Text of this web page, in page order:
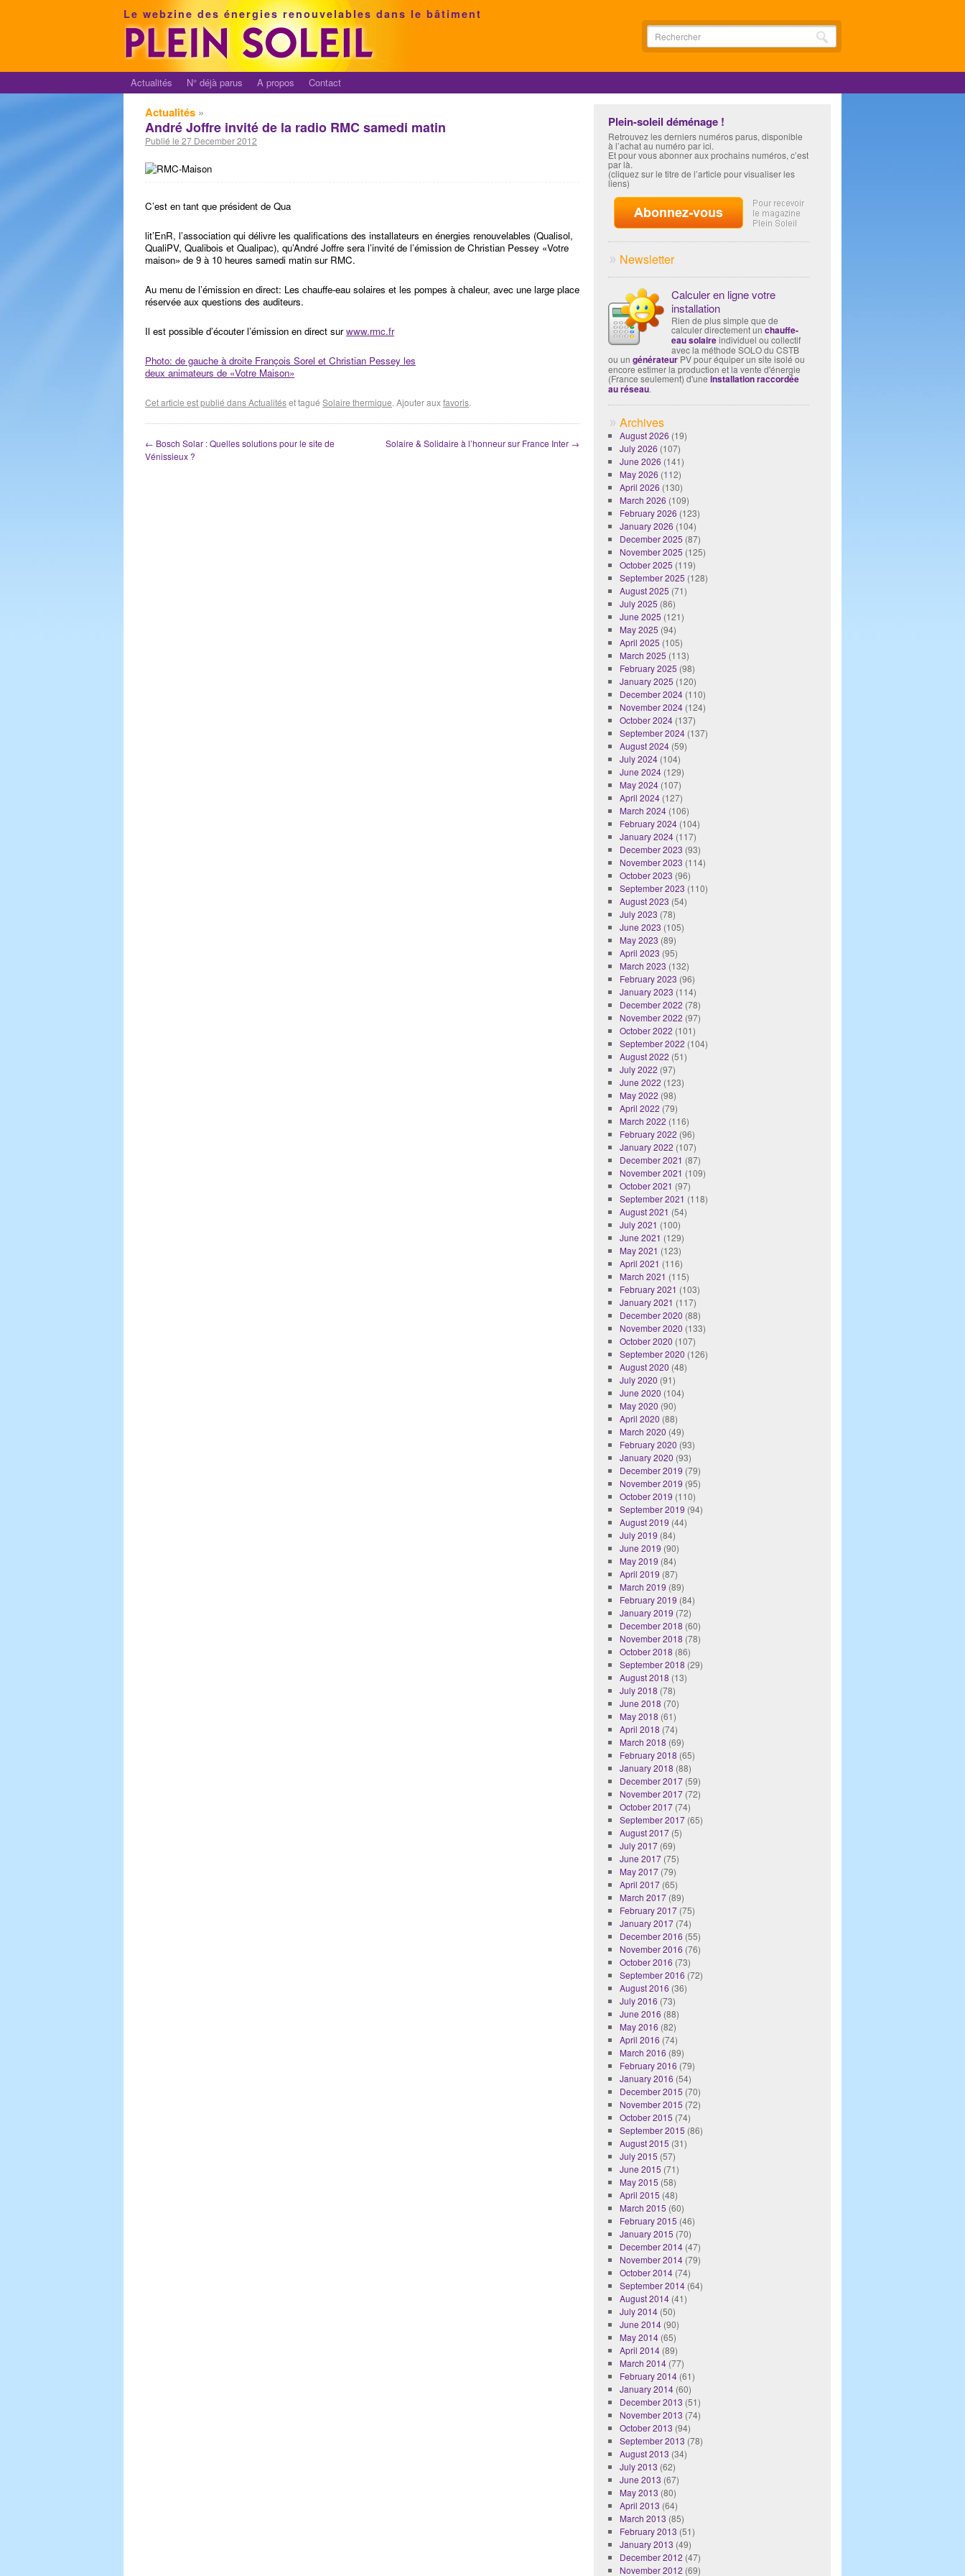
Le webzine des énergies renouvelables dans le bâtiment
Actualités N° déjà parus A propos Contact
Actualités »
André Joffre invité de la radio RMC samedi matin
Publié le 27 December 2012
C’est en tant que président de Qua
lit’EnR, l’association qui délivre les qualifications des installateurs en énergies renouvelables (Qualisol,
QualiPV, Qualibois et Qualipac), qu’André Joffre sera l’invité de l’émission de Christian Pessey «Votre
maison» de 9 à 10 heures samedi matin sur RMC.
Au menu de l’émission en direct: Les chauffe-eau solaires et les pompes à chaleur, avec une large place
réservée aux questions des auditeurs.
Il est possible d’écouter l’émission en direct surwww.rmc.fr
Photo: de gauche à droite François Sorel et Christian Pessey les
deux animateurs de «Votre Maison»
Cet article est publié dansActualitéset tagué Solaire thermique. Ajouter auxfavoris.
← Bosch Solar : Quelles solutions pour le site de
Vénissieux ?
Solaire & Solidaire à l’honneur sur France Inter →
Plein-soleil déménage !
Retrouvez les derniers numéros parus, disponible
à l’achat au numéro par ici.
Et pour vous abonner aux prochains numéros, c’est
par là.
(cliquez sur le titre de l’article pour visualiser les
liens)
Newsletter
Calculer en ligne votre
installation
Rien de plus simple que de
calculer directement un chauffe-
eau solaireindividuel ou collectif
avec la méthode SOLO du CSTB
ou un générateur PV pour équiper un site isolé ou
encore estimer la production et la vente d'énergie
(France seulement) d'une installation raccordée
au réseau.
Archives
August 2026 (19)
July 2026 (107)
June 2026 (141)
May 2026 (112)
April 2026 (130)
March 2026 (109)
February 2026 (123)
January 2026 (104)
December 2025 (87)
November 2025 (125)
October 2025 (119)
September 2025 (128)
August 2025 (71)
July 2025 (86)
June 2025 (121)
May 2025 (94)
April 2025 (105)
March 2025 (113)
February 2025 (98)
January 2025 (120)
December 2024(110)
November 2024(124)
October 2024(137)
September 2024(137)
August 2024(59)
July 2024(104)
June 2024(129)
May 2024(107)
April 2024(127)
March 2024(106)
February 2024(104)
January 2024(117)
December 2023 (93)
November 2023 (114)
October 2023 (96)
September 2023 (110)
August 2023 (54)
July 2023 (78)
June 2023 (105)
May 2023 (89)
April 2023 (95)
March 2023 (132)
February 2023 (96)
January 2023 (114)
December 2022 (78)
November 2022 (97)
October 2022 (101)
September 2022 (104)
August 2022 (51)
July 2022 (97)
June 2022 (123)
May 2022 (98)
April 2022 (79)
March 2022 (116)
February 2022 (96)
January 2022 (107)
December 2021 (87)
November 2021 (109)
October 2021 (97)
September 2021 (118)
August 2021 (54)
July 2021 (100)
June 2021 (129)
May 2021 (123)
April 2021 (116)
March 2021 (115)
February 2021 (103)
January 2021 (117)
December 2020 (88)
November 2020 (133)
October 2020 (107)
September 2020 (126)
August 2020 (48)
July 2020 (91)
June 2020 (104)
May 2020 (90)
April 2020 (88)
March 2020 (49)
February 2020 (93)
January 2020 (93)
December 2019 (79)
November 2019 (95)
October 2019 (110)
September 2019 (94)
August 2019 (44)
July 2019 (84)
June 2019 (90)
May 2019 (84)
April 2019 (87)
March 2019 (89)
February 2019 (84)
January 2019 (72)
December 2018 (60)
November 2018 (78)
October 2018 (86)
September 2018 (29)
August 2018 (13)
July 2018 (78)
June 2018 (70)
May 2018 (61)
April 2018 (74)
March 2018 (69)
February 2018 (65)
January 2018 (88)
December 2017(59)
November 2017(72)
October 2017(74)
September 2017(65)
August 2017(5)
July 2017(69)
June 2017(75)
May 2017(79)
April 2017(65)
March 2017(89)
February 2017(75)
January 2017(74)
December 2016 (55)
November 2016 (76)
October 2016 (73)
September 2016 (72)
August 2016 (36)
July 2016 (73)
June 2016 (88)
May 2016 (82)
April 2016 (74)
March 2016 (89)
February 2016 (79)
January 2016 (54)
December 2015 (70)
November 2015 (72)
October 2015 (74)
September 2015 (86)
August 2015 (31)
July 2015 (57)
June 2015 (71)
May 2015 (58)
April 2015 (48)
March 2015 (60)
February 2015 (46)
January 2015 (70)
December 2014(47)
November 2014(79)
October 2014(74)
September 2014(64)
August 2014(41)
July 2014(50)
June 2014(90)
May 2014(65)
April 2014(89)
March 2014(77)
February 2014(61)
January 2014(60)
December 2013 (51)
November 2013 (74)
October 2013 (94)
September 2013 (78)
August 2013 (34)
July 2013 (62)
June 2013 (67)
May 2013 (80)
April 2013 (64)
March 2013 (85)
February 2013 (51)
January 2013 (49)
December 2012 (47)
November 2012 (69)